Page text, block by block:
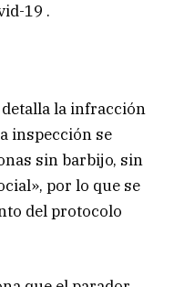
19 .
la infracción
inspección se
sin barbijo, sin
por lo que se
del protocolo